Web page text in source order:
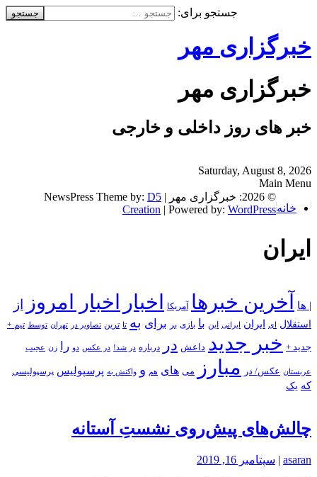
جستجو برای:
خبرگزاری مهر
خبرگزاری مهر
خبر های روز داخلی و خارجی
Saturday, August 8, 2026
Main Menu
خانه
ایران
| ها آخرین خبرها آمریکا اخبار اخبار امروز از
استقلال ای ایران ایرانی این با بازی بر برای به تا ترین تصاویر در تهران توسط تیم +
جدید + خبر جدید داعش در درباره در شد! در عکس دو را زن عجیب
عربستان عکس/ در مبارز می های هم و واکنش به پرسپولیس پرسپولیسی
که یک
چالش‌های پیش‌روی نشستِ آستانه
asaran
| سپتامبر 16, 2019
© 2026: خبرگزاری مهر | NewsPress Theme by:
D5
Creation | Powered by: WordPress